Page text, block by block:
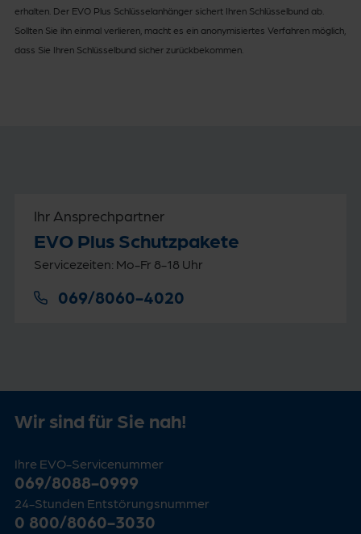
erhalten. Der EVO Plus Schlüsselanhänger sichert Ihren Schlüsselbund ab.
Sollten Sie ihn einmal verlieren, macht es ein anonymisiertes Verfahren möglich,
dass Sie Ihren Schlüsselbund sicher zurückbekommen.
Ihr Ansprechpartner
EVO Plus Schutzpakete
Servicezeiten: Mo-Fr 8-18 Uhr
069/8060-4020
Wir sind für Sie nah!
Ihre EVO-Servicenummer
069/8088-0999
24-Stunden Entstörungsnummer
0 800/8060-3030